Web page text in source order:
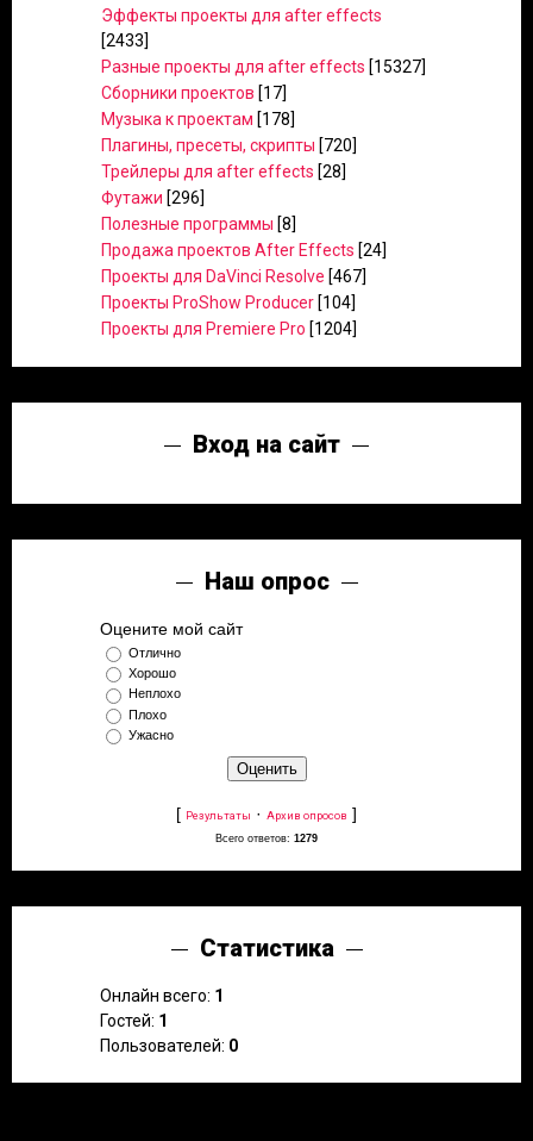
Эффекты проекты для after effects
[2433]
Разные проекты для after effects [15327]
Сборники проектов [17]
Музыка к проектам [178]
Плагины, пресеты, скрипты [720]
Трейлеры для after effects [28]
Футажи [296]
Полезные программы [8]
Продажа проектов After Effects [24]
Проекты для DaVinci Resolve [467]
Проекты ProShow Producer [104]
Проекты для Premiere Pro [1204]
Вход на сайт
Наш опрос
Оцените мой сайт
Отлично
Хорошо
Неплохо
Плохо
Ужасно
[ Результаты · Архив опросов ]
Всего ответов: 1279
Статистика
Онлайн всего: 1
Гостей: 1
Пользователей: 0